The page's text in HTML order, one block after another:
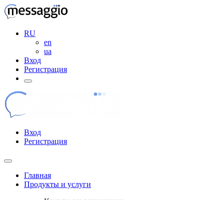
RU
en
ua
Вход
Регистрация
Вход
Регистрация
Главная
Продукты и услуги